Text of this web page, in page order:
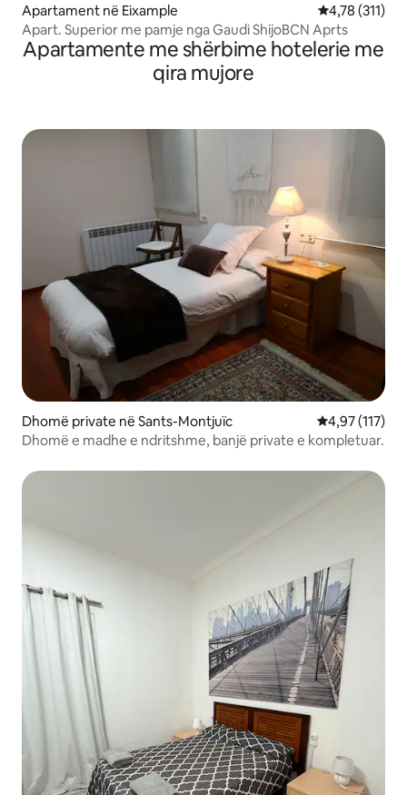
Apartament në Eixample Vlerësimi
4,78 (311)
Apart. Superior me pamje nga Gaudi ShijoBCN Aprts
Apartamente me shërbime hotelerie me
qira mujore
Dhomë private në Sants-Montjuïc Vlerësimi
4,97 (117)
Dhomë e madhe e ndritshme, banjë private e kompletuar.